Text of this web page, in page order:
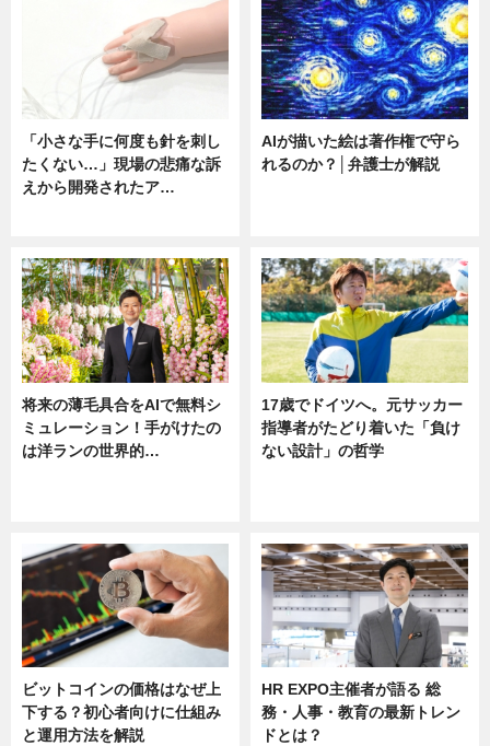
「小さな手に何度も針を刺し
たくない…」現場の悲痛な訴
えから開発されたア…
AIが描いた絵は著作権で守ら
れるのか？│弁護士が解説
将来の薄毛具合をAIで無料シ
ミュレーション！手がけたの
は洋ランの世界的…
17歳でドイツへ。元サッカー
指導者がたどり着いた「負け
ない設計」の哲学
ビットコインの価格はなぜ上
下する？初心者向けに仕組み
と運用方法を解説
HR EXPO主催者が語る 総
務・人事・教育の最新トレン
ドとは？